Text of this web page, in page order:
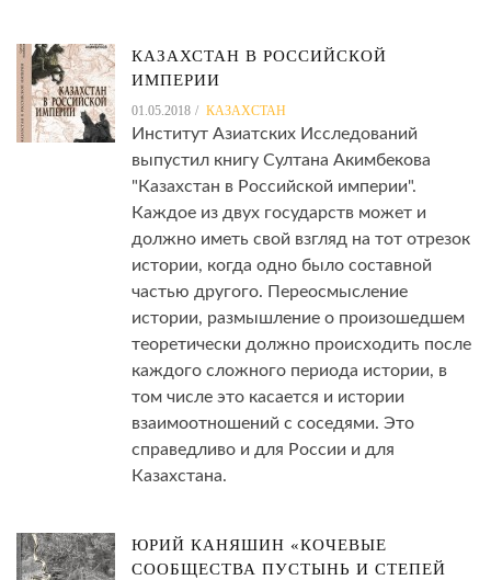
КАЗАХСТАН В РОССИЙСКОЙ
ИМПЕРИИ
01.05.2018 КАЗАХСТАН
Институт Азиатских Исследований
выпустил книгу Султана Акимбекова
"Казахстан в Российской империи".
Каждое из двух государств может и
должно иметь свой взгляд на тот отрезок
истории, когда одно было составной
частью другого. Переосмысление
истории, размышление о произошедшем
теоретически должно происходить после
каждого сложного периода истории, в
том числе это касается и истории
взаимоотношений с соседями. Это
справедливо и для России и для
Казахстана.
ЮРИЙ КАНЯШИН «КОЧЕВЫЕ
СООБЩЕСТВА ПУСТЫНЬ И СТЕПЕЙ